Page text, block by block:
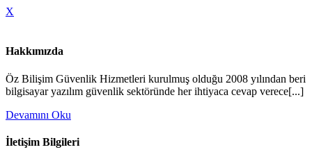
X
Hakkımızda
Öz Bilişim Güvenlik Hizmetleri kurulmuş olduğu 2008 yılından beri
bilgisayar yazılım güvenlik sektöründe her ihtiyaca cevap verece[...]
Devamını Oku
İletişim Bilgileri